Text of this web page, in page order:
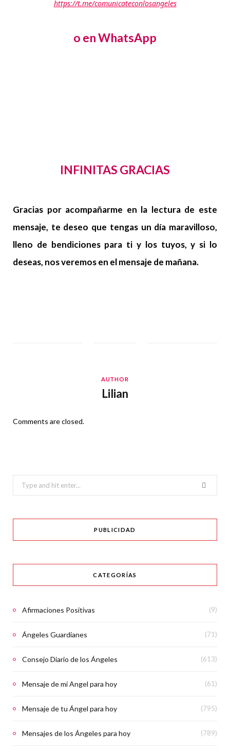
https://t.me/comunicateconlosangeles
o en WhatsApp
INFINITAS GRACIAS
Gracias por acompañarme en la lectura de este
mensaje, te deseo que tengas un día maravilloso,
lleno de bendiciones para ti y los tuyos, y si lo
deseas, nos veremos en el mensaje de mañana.
AUTHOR
Lilian
Comments are closed.
Search
for:
PUBLICIDAD
CATEGORÍAS
Afirmaciones Positivas (9)
Ángeles Guardianes (71)
Consejo Diario de los Ángeles (613)
Mensaje de mi Angel para hoy (61)
Mensaje de tu Ángel para hoy (795)
Mensajes de los Ángeles para hoy (789)